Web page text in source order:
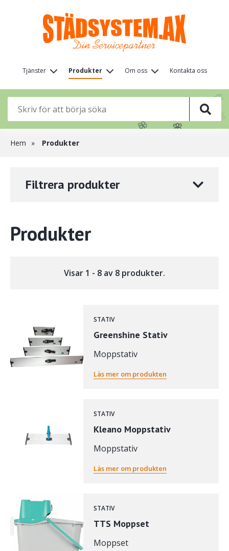
huvudinnehåll
Huvudmeny
(nivå
1)
Tjänster Produkter Om oss Kontakta oss
🌸
🌸
🌸 🌸
🌸
🌸
🌸
Länkstig
Hem Produkter
Filtrera produkter
Produkter
Visar 1 - 8 av 8 produkter.
STATIV
Greenshine Stativ
Moppstativ
Läs mer om produkten
STATIV
Kleano Moppstativ
Moppstativ
Läs mer om produkten
STATIV
TTS Moppset
Moppset